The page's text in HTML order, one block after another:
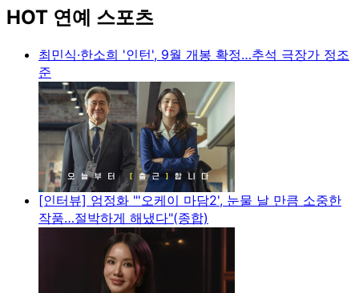
HOT 연예 스포츠
최민식·한소희 '인턴', 9월 개봉 확정…추석 극장가 정조
준
[인터뷰] 엄정화 "'오케이 마담2', 눈물 날 만큼 소중한
작품…절박하게 해냈다"(종합)